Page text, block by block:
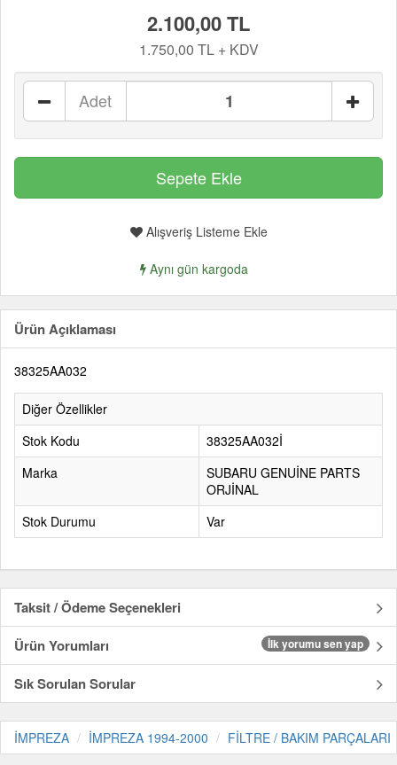
2.100,00 TL
1.750,00 TL + KDV
Adet
Alışveriş Listeme Ekle
Aynı gün kargoda
Ürün Açıklaması
38325AA032
Diğer Özellikler
Stok Kodu
38325AA032İ
Marka
SUBARU GENUİNE PARTS
ORJİNAL
Stok Durumu
Var
Taksit / Ödeme Seçenekleri
Ürün Yorumları
İlk yorumu sen yap
Sık Sorulan Sorular
İMPREZA İMPREZA 1994-2000 FİLTRE / BAKIM PARÇALARI